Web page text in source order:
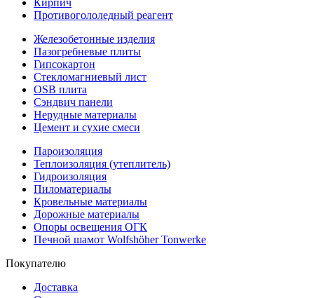
Кирпич
Противогололедный реагент
Железобетонные изделия
Пазогребневые плиты
Гипсокартон
Стекломагниевый лист
OSB плита
Сэндвич панели
Нерудные материалы
Цемент и сухие смеси
Пароизоляция
Теплоизоляция (утеплитель)
Гидроизоляция
Пиломатериалы
Кровельные материалы
Дорожные материалы
Опоры освещения ОГК
Печной шамот Wolfshöher Tonwerke
Покупателю
Доставка